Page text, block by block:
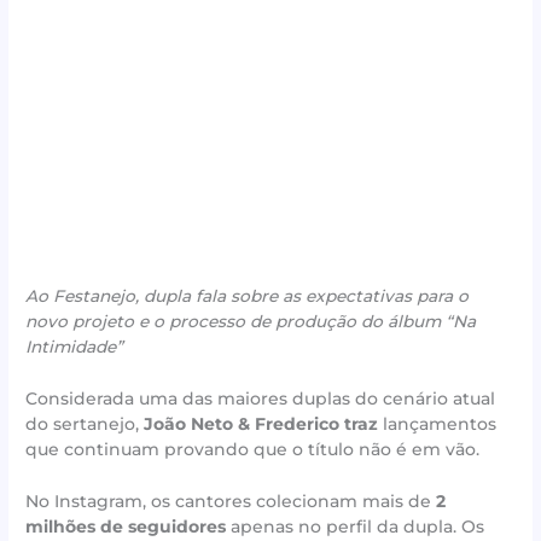
Ao Festanejo, dupla fala sobre as expectativas para o
novo projeto e o processo de produção do álbum “Na
Intimidade”
Considerada uma das maiores duplas do cenário atual
do sertanejo,João Neto & Frederico traz lançamentos
que continuam provando que o título não é em vão.
No Instagram, os cantores colecionam mais de2
milhões de seguidores apenas no perfil da dupla. Os